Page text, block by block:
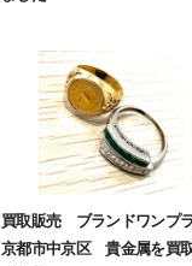
買取販売 ブランドワン
京都市中京区 貴金属を買